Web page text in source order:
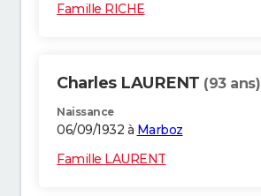
Famille RICHE
Charles LAURENT (93 ans)
Naissance
06/09/1932 à Marboz
Famille LAURENT